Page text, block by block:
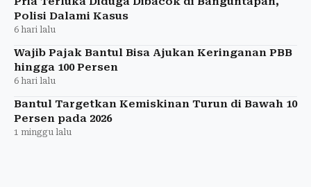
Polisi Dalami Kasus
6 hari lalu
Wajib Pajak Bantul Bisa Ajukan Keringanan PBB
hingga 100 Persen
6 hari lalu
Bantul Targetkan Kemiskinan Turun di Bawah 10
Persen pada 2026
1 minggu lalu